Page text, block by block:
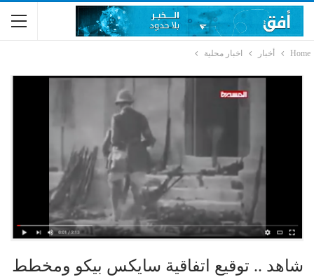
Home أخبار اخبار محلية
شاهد .. توقيع اتفاقية سايكس بيكو ومخطط